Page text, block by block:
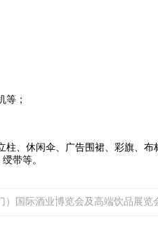
等；
、休闲伞、广告围裙、彩旗、布
带等。
）国际酒业博览会及高端饮品展览